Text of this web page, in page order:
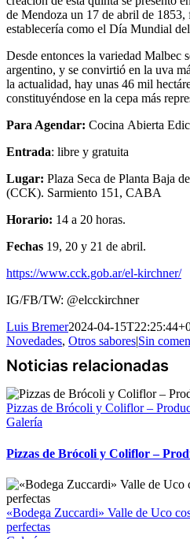
de Mendoza un 17 de abril de 1853,
establecería como el Día Mundial
Desde entonces la variedad Malbec
argentino, y se convirtió en la uva
la actualidad, hay unas 46 mil
constituyéndose en la cepa más
Para Agendar: Cocina Abierta
Entrada: libre y gratuita
Lugar: Plaza Seca de Planta Baja
(CCK). Sarmiento 151, CABA
Horario: 14 a 20 horas.
Fechas 19, 20 y 21 de abril.
https://www.cck.gob.ar/el-kirchner/
IG/FB/TW: @elcckirchner
Luis Bremer2024-04-
Novedades, Otros sabores|Sin
Pizzas de Brócoli y Coliflor –
Galería
Pizzas de Brócoli y Coliflor –
«Bodega Zuccardi» Valle de Uco
perfectas